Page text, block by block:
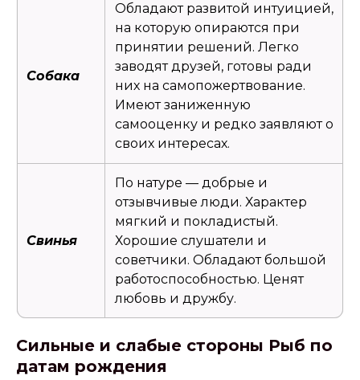
Собака
Обладают развитой интуицией,
на которую опираются при
принятии решений. Легко
заводят друзей, готовы ради
них на самопожертвование.
Имеют заниженную
самооценку и редко заявляют о
своих интересах.
Свинья
По натуре — добрые и
отзывчивые люди. Характер
мягкий и покладистый.
Хорошие слушатели и
советчики. Обладают большой
работоспособностью. Ценят
любовь и дружбу.
Сильные и слабые стороны Рыб по
датам рождения